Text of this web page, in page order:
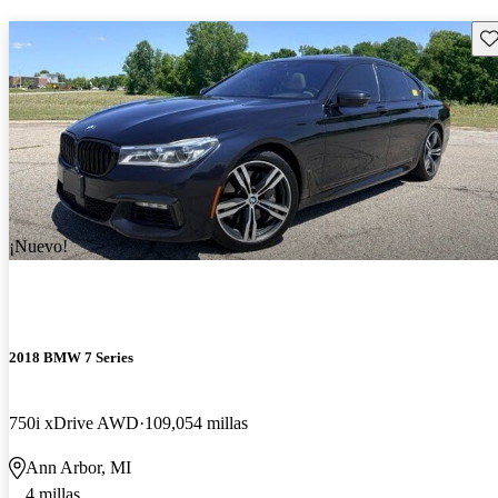
¡Nuevo!
2018 BMW 7 Series
750i xDrive AWD 109,054 millas
Ann Arbor, MI